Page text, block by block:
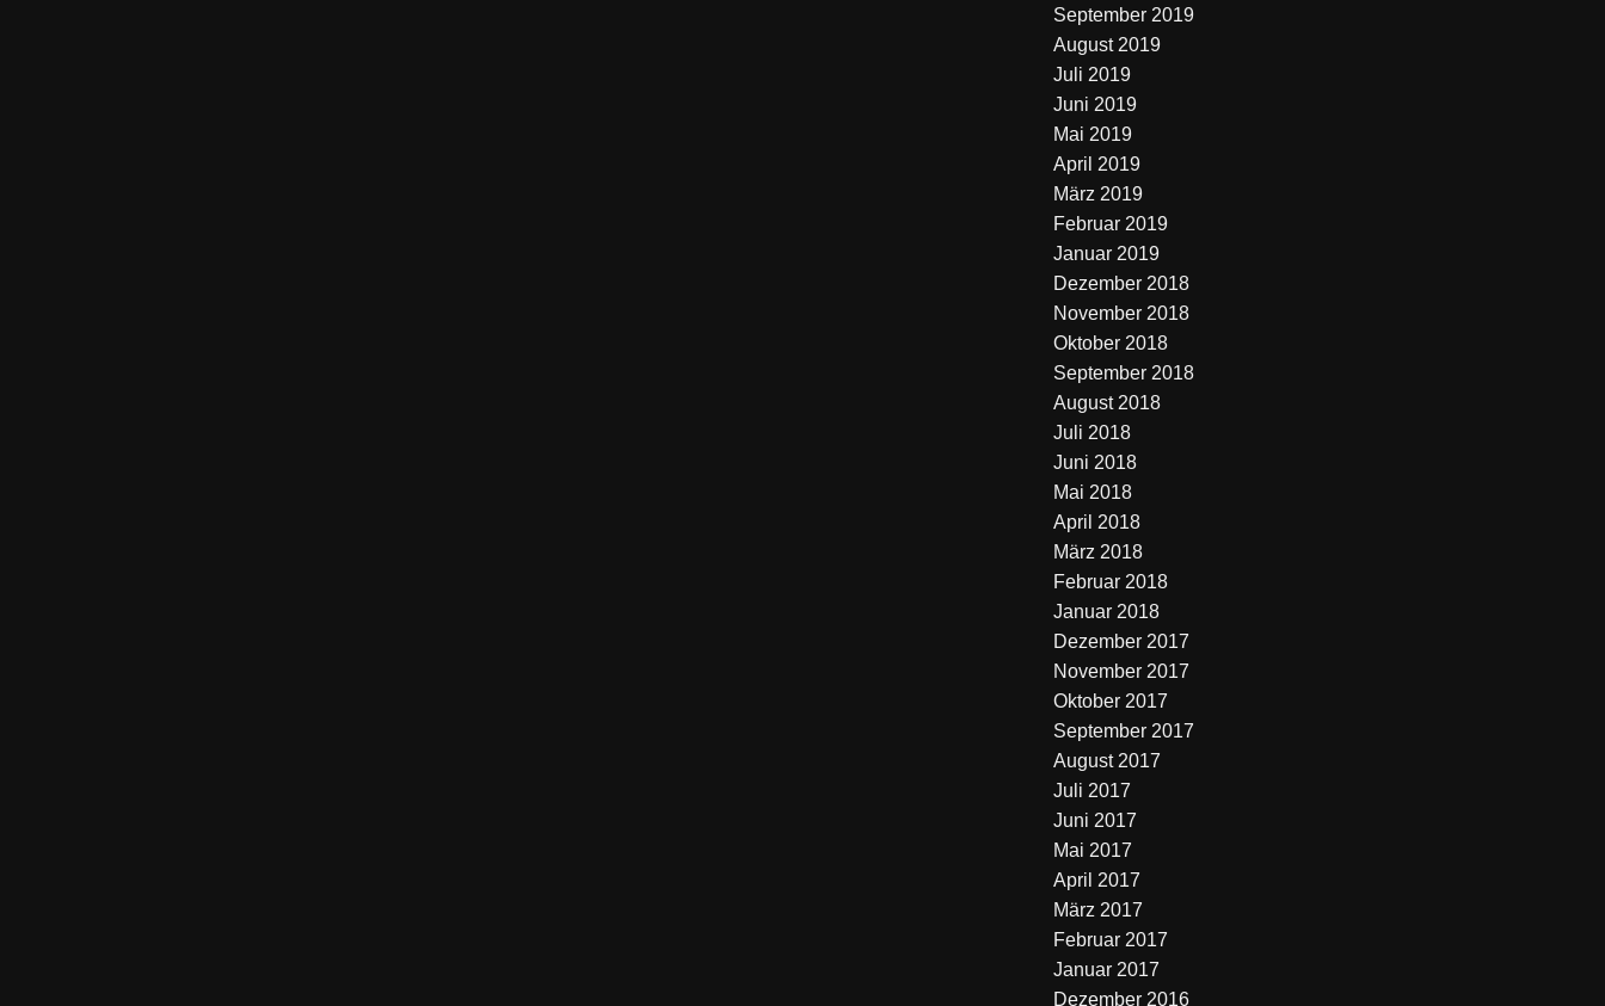
September 2019
August 2019
Juli 2019
Juni 2019
Mai 2019
April 2019
März 2019
Februar 2019
Januar 2019
Dezember 2018
November 2018
Oktober 2018
September 2018
August 2018
Juli 2018
Juni 2018
Mai 2018
April 2018
März 2018
Februar 2018
Januar 2018
Dezember 2017
November 2017
Oktober 2017
September 2017
August 2017
Juli 2017
Juni 2017
Mai 2017
April 2017
März 2017
Februar 2017
Januar 2017
Dezember 2016